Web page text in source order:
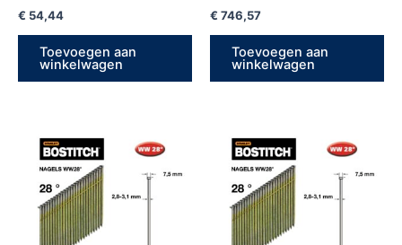
€ 54,44
Toevoegen aan
winkelwagen
€ 746,57
Toevoegen aan
winkelwagen